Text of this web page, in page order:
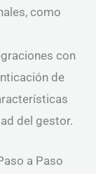
como
con
de
del gestor.
a Paso